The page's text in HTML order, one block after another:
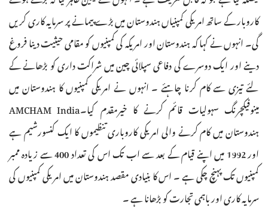
کاروبار کے ساتھ امریکی کمپنیاں ہندوستان میں بڑے پیمانے پر سرمایہ کاری کریں
گی۔ انہوں نے کہا کہ ہندوستان اور امریکہ کی کمپنیوں کو مقامی حیثیت دینا فروغ
دینے اور ایک دوسرے کی دفاعی سپلائی چین میں شراکت داری کو بڑھانے کے
لئے تیزی سے کام کرنا چاہئے ۔ انہوں نے امریکی کمپنیوں کا ہندوستان میں
مینوفیکچرنگ سہولیات قائم کرنے کا خیرمقدم کیا۔AMCHAM India
ہندوستان میں کام کرنے والی امریکی کاروباری تنظیموں کا ایک کنسورشیم ہے
اور 1992 میں اپنے قیام کے بعد سے اب تک اس کی تعداد 400 سے زیادہ ممبر
کمپنیوں تک پہنچ چکی ہے ۔ اس کا بنیادی مقصد ہندوستان میں امریکی کمپنیوں کی
سرمایہ کاری اور باہمی تجارت کو بڑھانا ہے ۔